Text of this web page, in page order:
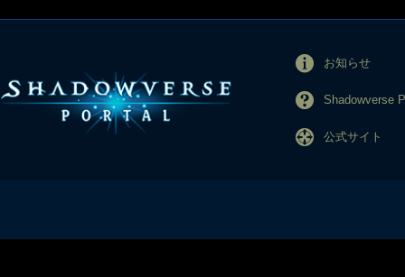
お知らせ
Shadowverse
公式サイト